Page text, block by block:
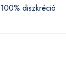
100% diszkréció